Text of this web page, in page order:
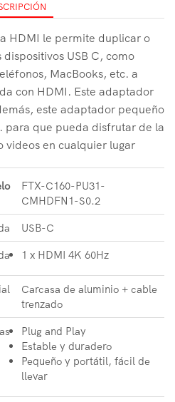
HDMI le permite duplicar o
USB C, como
MacBooks, etc. a
con HDMI. Este adaptador
este adaptador pequeño
para que pueda disfrutar de la
videos en cualquier lugar
FTX-C160-PU31-
CMHDFN1-S0.2
USB-C
1 x HDMI 4K 60Hz
Carcasa de aluminio + cable
trenzado
Plug and Play
Estable y duradero
Pequeño y portátil, fácil de
llevar